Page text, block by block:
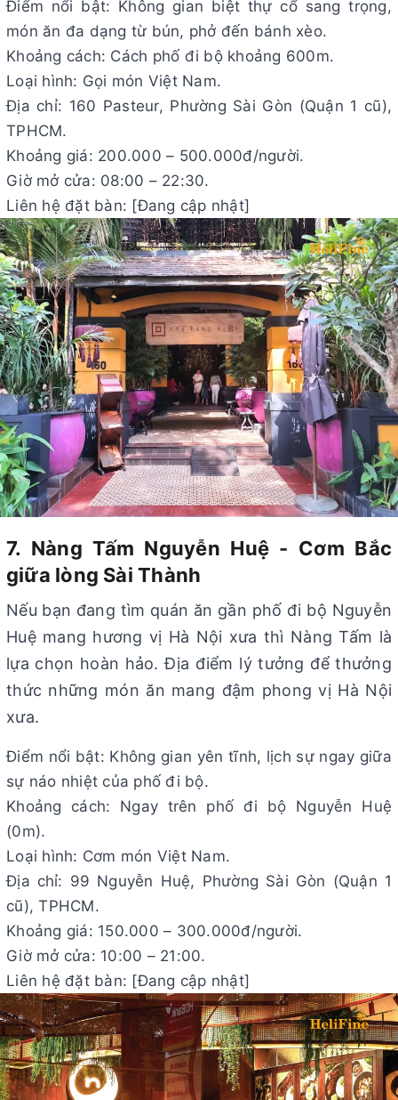
Điểm nổi bật: Không gian biệt thự cổ sang trọng,
món ăn đa dạng từ bún, phở đến bánh xèo.
Khoảng cách: Cách phố đi bộ khoảng 600m.
Loại hình: Gọi món Việt Nam.
Địa chỉ: 160 Pasteur, Phường Sài Gòn (Quận 1 cũ),
TPHCM.
Khoảng giá: 200.000 – 500.000đ/người.
Giờ mở cửa: 08:00 – 22:30.
Liên hệ đặt bàn: [Đang cập nhật]
7. Nàng Tấm Nguyễn Huệ - Cơm Bắc
giữa lòng Sài Thành
Nếu bạn đang tìm quán ăn gần phố đi bộ Nguyễn
Huệ mang hương vị Hà Nội xưa thì Nàng Tấm là
lựa chọn hoàn hảo. Địa điểm lý tưởng để thưởng
thức những món ăn mang đậm phong vị Hà Nội
xưa.
Điểm nổi bật: Không gian yên tĩnh, lịch sự ngay giữa
sự náo nhiệt của phố đi bộ.
Khoảng cách: Ngay trên phố đi bộ Nguyễn Huệ
(0m).
Loại hình: Cơm món Việt Nam.
Địa chỉ: 99 Nguyễn Huệ, Phường Sài Gòn (Quận 1
cũ), TPHCM.
Khoảng giá: 150.000 – 300.000đ/người.
Giờ mở cửa: 10:00 – 21:00.
Liên hệ đặt bàn: [Đang cập nhật]